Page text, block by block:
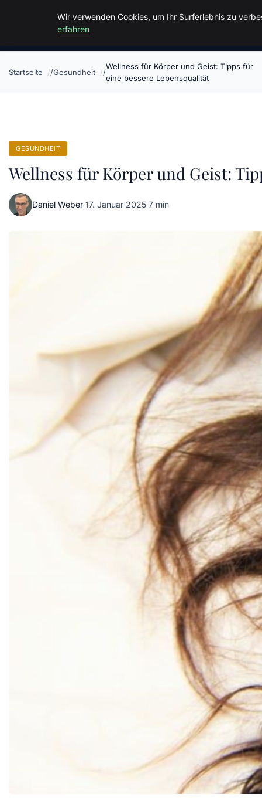
Malzminden
Startseite Gesundheit
Wellness für Körper und Geist: Tipps für
eine bessere Lebensqualität
GESUNDHEIT
Wellness für Körper und Geist:
Daniel Weber·17. Januar 2025·7 min
Wir verwenden Cookies, um Ihr Surferlebnis zu
erfahren